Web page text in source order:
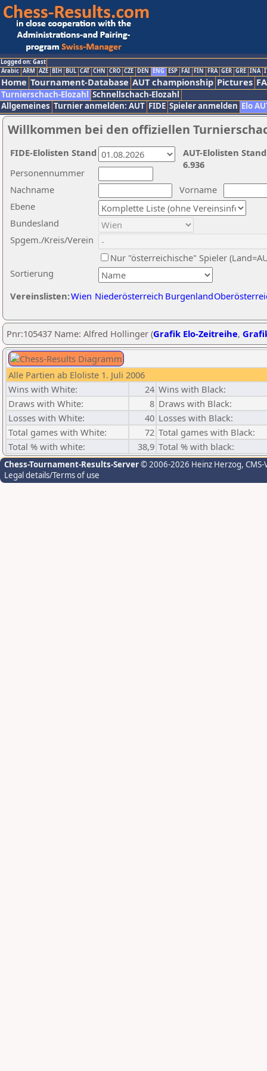
Logged on: Gast
Arabic ARM AZE BIH BUL CAT CHN CRO CZE DEN ENG ESP FAI FIN FRA GER GRE INA
Home Tournament-Database AUT championship Pictures
Turnierschach-Elozahl Schnellschach-Elozahl
Allgemeines Turnier anmelden: AUT FIDE Spieler anmelden Elo
Willkommen bei den offiziellen
Nachname
Vorname
Ebene
Sortierung
Personennummer
Bundesland
Spgem./Kreis/Verein
Nur "österreichische" Spieler
Vereinslisten:Wien Niederösterreich Burgenland
AUT-Elolisten
6.936
FIDE-Elolisten Stand
Pnr:105437 Name: Alfred Hollinger (Grafik Elo-Zeitreihe,
Alle Partien ab Eloliste 1. Juli 2006
Wins with White:
24 Wins with Black:
Draws with White:
8 Draws with Black:
Losses with White:
40 Losses with Black:
Total games with White:
72 Total games with Black:
Total % with white:
38,9 Total % with black:
Chess-Tournament-Results-Server© 2006-2026 Heinz Herzog,
Legal details/Terms of use